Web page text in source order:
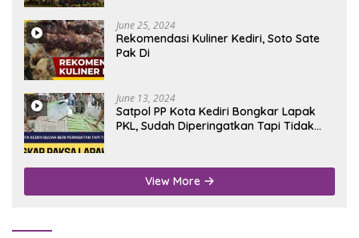
June 25, 2024
Rekomendasi Kuliner Kediri, Soto Sate
Pak Di
June 13, 2024
Satpol PP Kota Kediri Bongkar Lapak
PKL, Sudah Diperingatkan Tapi Tidak
View More